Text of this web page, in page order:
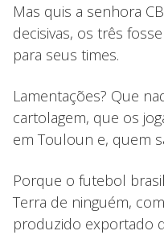
Mas quis a senhora
decisivas, os três
para seus times.
Lamentações? Que
cartolagem, que os
em Touloun e, quem
Porque o futebol
Terra de ninguém,
produzido exportado